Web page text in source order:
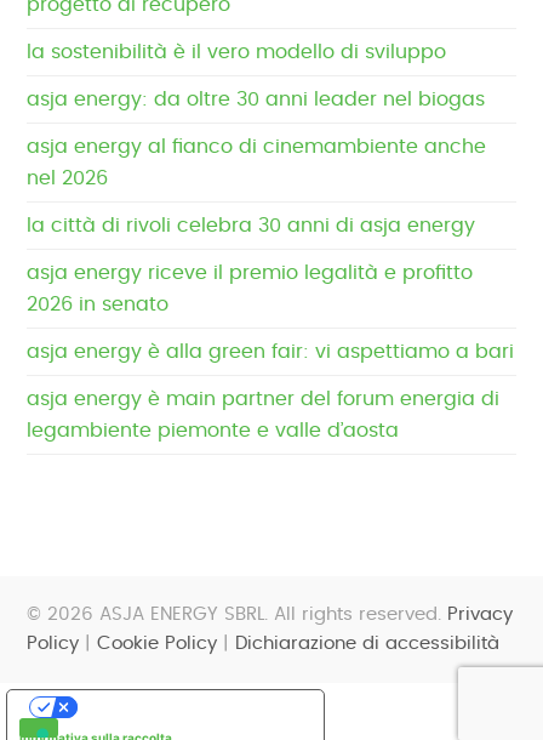
progetto di recupero
la sostenibilità è il vero modello di sviluppo
asja energy: da oltre 30 anni leader nel biogas
asja energy al fianco di cinemambiente anche
nel 2026
la città di rivoli celebra 30 anni di asja energy
asja energy riceve il premio legalità e profitto
2026 in senato
asja energy è alla green fair: vi aspettiamo a bari
asja energy è main partner del forum energia di
legambiente piemonte e valle d’aosta
© 2026 ASJA ENERGY SBRL. All rights reserved. Privacy
Policy |Cookie Policy Dichiarazione di accessibilità